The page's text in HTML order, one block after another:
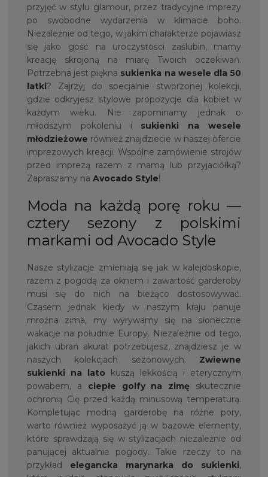
przyjęć w stylu glamour, przez tradycyjne imprezy
po swobodne wydarzenia w klimacie boho.
Niezależnie od tego, w jakim charakterze pojawiasz
się jako gość na uroczystości zaślubin, mamy
kreację skrojoną na miarę Twoich oczekiwań.
Potrzebna jest piękna sukienka na wesele dla 50
latki? Zajrzyj do specjalnie stworzonej kolekcji,
gdzie odkryjesz stylowe propozycje dla kobiet w
każdym wieku. Nie zapominamy jednak o
młodszym pokoleniu i sukienki na wesele
młodzieżowe również znajdziecie w naszej ofercie
imprezowych kreacji. Wspólne zamówienie strojów
przed imprezą razem z mamą lub przyjaciółką?
Zapraszamy na Avocado Style!
Moda na każdą porę roku —
cztery sezony z polskimi
markami od Avocado Style
Nasze stylizacje zmieniają się jak w kalejdoskopie,
razem z pogodą za oknem i zawartość garderoby
musi się do nich na bieżąco dostosowywać.
Czasem jednak kiedy w naszym kraju panuje
mroźna zima, my wyrywamy się na słoneczne
wakacje na południe Europy. Niezależnie od tego,
jakich ubrań akurat potrzebujesz, znajdziesz je w
naszych kolekcjach sezonowych. Zwiewne
sukienki na lato kuszą lekkością i eterycznym
powabem, a ciepłe golfyna zimę skutecznie
ochronią Cię przed każdą minusową temperaturą.
Kompletując modną garderobę na różne pory,
warto również wyposażyć ją w bazowe elementy,
które sprawdzają się w stylizacjach niezależnie od
panującej aktualnie pogody. Takie rzeczy to na
przykład
elegancka marynarka do sukienki,